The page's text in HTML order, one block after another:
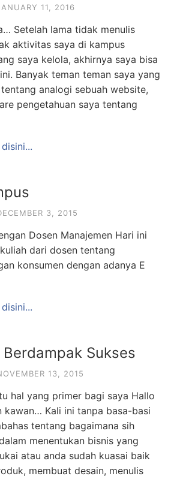
11, 2016
Setelah lama tidak menulis
aktivitas saya di kampus
saya kelola, akhirnya saya bisa
Banyak teman teman saya yang
analogi sebuah website,
pengetahuan saya tentang
3, 2015
Dosen Manajemen Hari ini
dari dosen tentang
konsumen dengan adanya E
Sukses
13, 2015
hal yang primer bagi saya Hallo
kawan… Kali ini tanpa basa-basi
tentang bagaimana sih
menentukan bisnis yang
atau anda sudah kuasai baik
membuat desain, menulis